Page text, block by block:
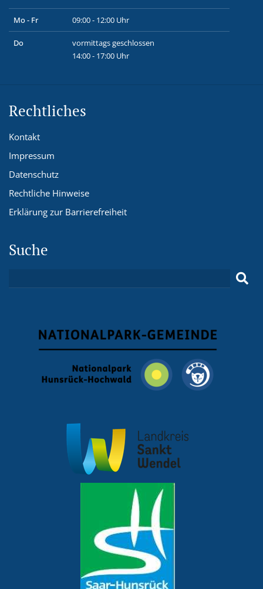
Mo - Fr 09:00 - 12:00 Uhr
Do
vormittags geschlossen
14:00 - 17:00 Uhr
Rechtliches
Kontakt
Impressum
Datenschutz
Rechtliche Hinweise
Erklärung zur Barrierefreiheit
Suche